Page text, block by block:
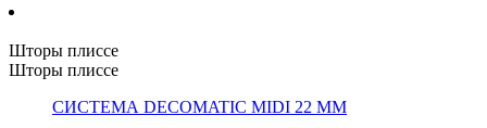
Шторы плиссе
Шторы плиссе
СИСТЕМА DECOMATIC MIDI 22 ММ